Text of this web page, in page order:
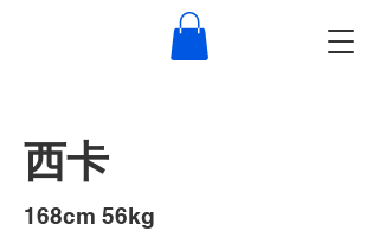
西卡
​168cm 56kg